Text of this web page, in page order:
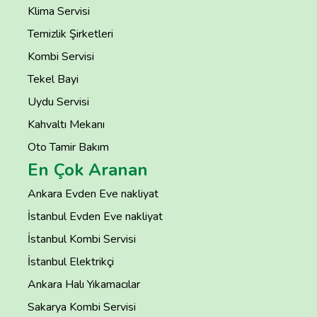
Klima Servisi
Temizlik Şirketleri
Kombi Servisi
Tekel Bayi
Uydu Servisi
Kahvaltı Mekanı
Oto Tamir Bakım
En Çok Aranan
Ankara Evden Eve nakliyat
İstanbul Evden Eve nakliyat
İstanbul Kombi Servisi
İstanbul Elektrikçi
Ankara Halı Yıkamacılar
Sakarya Kombi Servisi